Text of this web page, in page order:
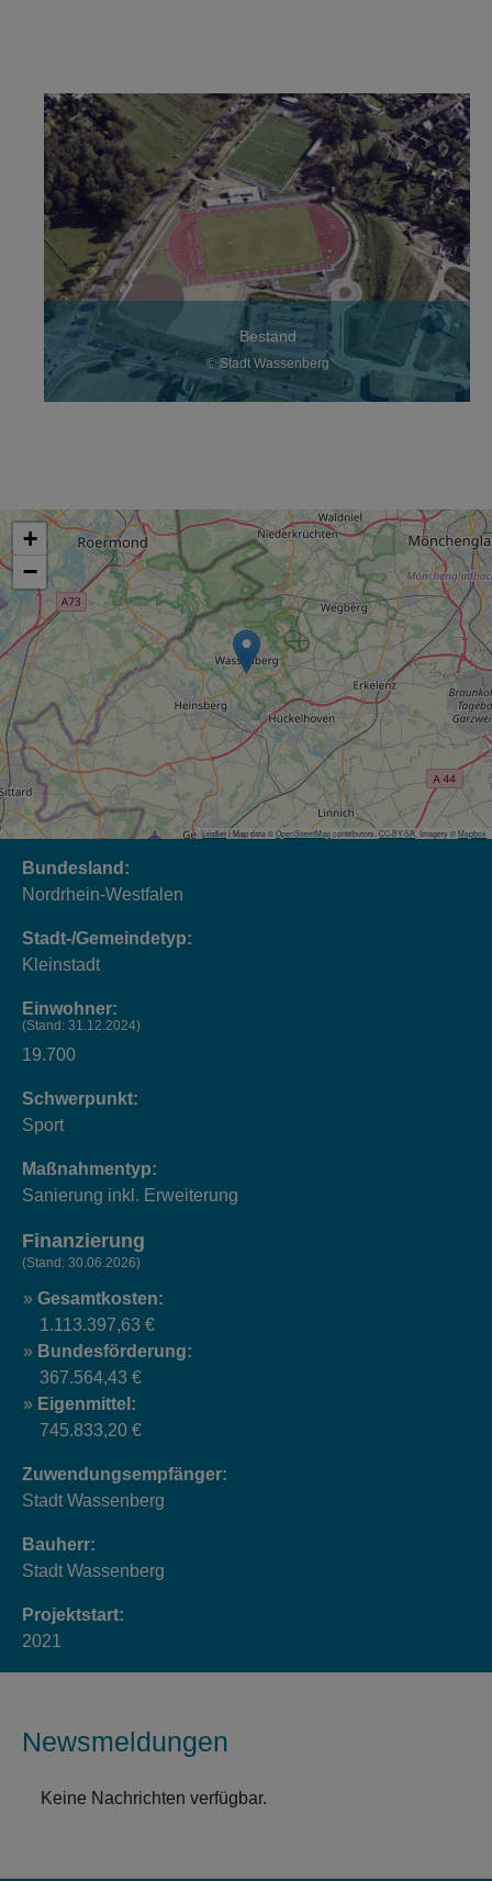
Bestand
© Stadt Wassenberg
+
−
Leaflet | Map data © OpenStreetMap contributors, CC-BY-SA, Imagery © Mapbox
Bundesland:
Nordrhein-Westfalen
Stadt-/Gemeindetyp:
Kleinstadt
Einwohner:
(Stand: 31.12.2024)
19.700
Schwerpunkt:
Sport
Maßnahmentyp:
Sanierung inkl. Erweiterung
Finanzierung
(Stand: 30.06.2026)
Gesamtkosten:
1.113.397,63 €
Bundesförderung:
367.564,43 €
Eigenmittel:
745.833,20 €
Zuwendungsempfänger:
Stadt Wassenberg
Bauherr:
Stadt Wassenberg
Projektstart:
2021
Newsmeldungen
Keine Nachrichten verfügbar.